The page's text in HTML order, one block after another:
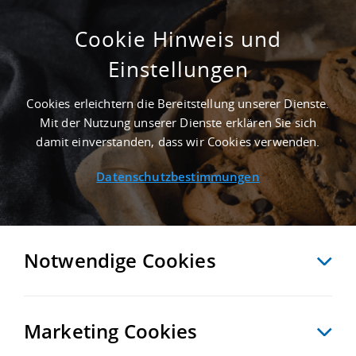
2.200 M² LOGISTIKHALLE IN HOLZWICKEDE
NAHE FLUGHAFEN DORTMUND -
LANDKREIS UNNA
Startseite/ Immobiliensuche/ Detailansicht
ZURÜCK MERKEN VERGLEICHEN EXPORT PDF
Cookie Hinweis und
Einstellungen
Cookies erleichtern die Bereitstellung unserer Dienste.
Mit der Nutzung unserer Dienste erklären Sie sich
damit einverstanden, dass wir Cookies verwenden.
Datenschutzbestimmungen
Notwendige Cookies
Marketing Cookies